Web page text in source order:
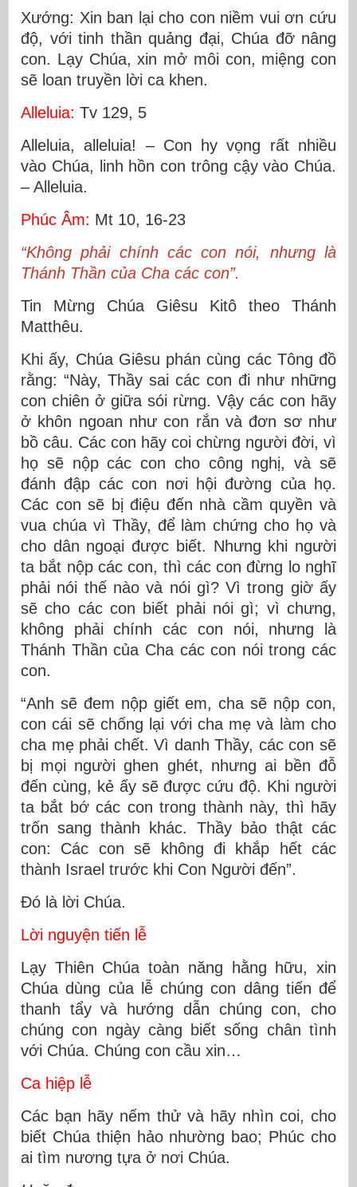
Xướng: Xin ban lại cho con niềm vui ơn cứu
độ, với tinh thần quảng đại, Chúa đỡ nâng
con. Lạy Chúa, xin mở môi con, miệng con
sẽ loan truyền lời ca khen.
Alleluia: Tv 129, 5
Alleluia, alleluia! – Con hy vọng rất nhiều
vào Chúa, linh hồn con trông cậy vào Chúa.
– Alleluia.
Phúc Âm: Mt 10, 16-23
“Không phải chính các con nói, nhưng là
Thánh Thần của Cha các con”.
Tin Mừng Chúa Giêsu Kitô theo Thánh
Matthêu.
Khi ấy, Chúa Giêsu phán cùng các Tông đồ
rằng: “Này, Thầy sai các con đi như những
con chiên ở giữa sói rừng. Vậy các con hãy
ở khôn ngoan như con rắn và đơn sơ như
bồ câu. Các con hãy coi chừng người đời, vì
họ sẽ nộp các con cho công nghị, và sẽ
đánh đập các con nơi hội đường của họ.
Các con sẽ bị điệu đến nhà cầm quyền và
vua chúa vì Thầy, để làm chứng cho họ và
cho dân ngoại được biết. Nhưng khi người
ta bắt nộp các con, thì các con đừng lo nghĩ
phải nói thế nào và nói gì? Vì trong giờ ấy
sẽ cho các con biết phải nói gì; vì chưng,
không phải chính các con nói, nhưng là
Thánh Thần của Cha các con nói trong các
con.
“Anh sẽ đem nộp giết em, cha sẽ nộp con,
con cái sẽ chống lại với cha mẹ và làm cho
cha mẹ phải chết. Vì danh Thầy, các con sẽ
bị mọi người ghen ghét, nhưng ai bền đỗ
đến cùng, kẻ ấy sẽ được cứu độ. Khi người
ta bắt bớ các con trong thành này, thì hãy
trốn sang thành khác. Thầy bảo thật các
con: Các con sẽ không đi khắp hết các
thành Israel trước khi Con Người đến”.
Ðó là lời Chúa.
Lời nguyện tiến lễ
Lạy Thiên Chúa toàn năng hằng hữu, xin
Chúa dùng của lễ chúng con dâng tiến để
thanh tẩy và hướng dẫn chúng con, cho
chúng con ngày càng biết sống chân tình
với Chúa. Chúng con cầu xin…
Ca hiệp lễ
Các bạn hãy nếm thử và hãy nhìn coi, cho
biết Chúa thiện hảo nhường bao; Phúc cho
ai tìm nương tựa ở nơi Chúa.